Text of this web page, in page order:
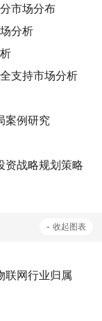
市场分布
分析
支持市场分析
案例研究
资战略规划策略
- 收起图表
联网行业归属